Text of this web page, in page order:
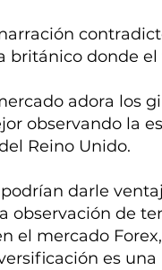
británico donde el
adora los
observando la
Reino Unido.
darle
observación de
el mercado
es